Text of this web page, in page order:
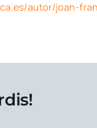
autor/joan-